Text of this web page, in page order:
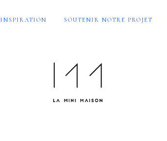
INSPIRATION SOUTENIR NOTRE PROJET